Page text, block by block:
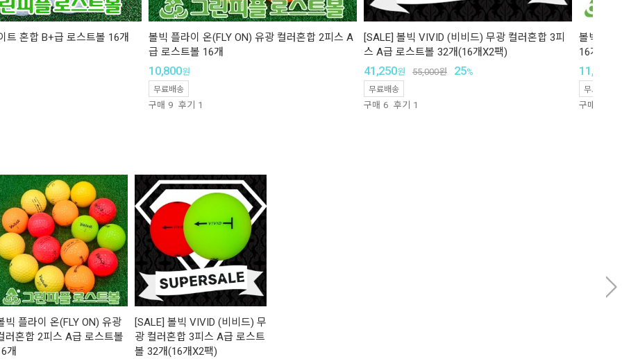
트 혼합 B+급 로스트볼 16개
볼빅 플라이 온(FLY ON) 유광 컬러혼합 2피스 A
급 로스트볼 16개
10,800원
무료배송
구매 9 후기 1
[SALE] 볼빅 VIVID (비비드) 무광 컬러혼합 3피
스 A급 로스트볼 32개(16개X2팩)
41,250원 55,000원 25%
무료배송
구매 6 후기 1
볼빅 크
16개
11,600
무료배송
구매
빅 플라이 온(FLY ON) 유광
러혼합 2피스 A급 로스트볼
개
[SALE] 볼빅 VIVID (비비드) 무
광 컬러혼합 3피스 A급 로스트
볼 32개(16개X2팩)